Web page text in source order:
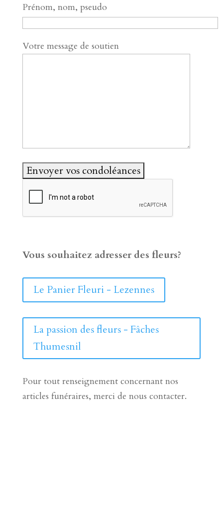
Prénom, nom, pseudo
Votre message de soutien
Vous souhaitez adresser des fleurs?
Le Panier Fleuri - Lezennes
La passion des fleurs - Fâches
Thumesnil
Pour tout renseignement concernant nos
articles funéraires, merci de nous contacter.